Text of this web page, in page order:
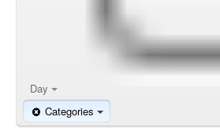
Day
Categories
02:00
03:00